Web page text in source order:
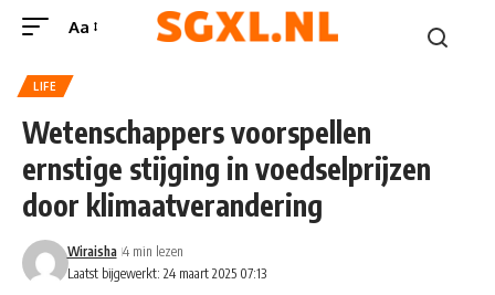
Aa
LIFE
Wetenschappers voorspellen
ernstige stijging in voedselprijzen
door klimaatverandering
Laatst bijgewerkt: 24 maart 2025 07:13
Wiraisha 4 min lezen